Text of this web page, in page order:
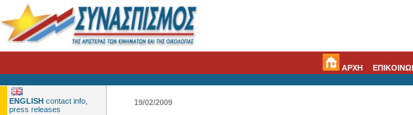
ΑΡΧΗ
ENGLISH contact info,
press releases
19/02/2009